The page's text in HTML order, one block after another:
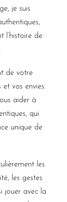
je suis
l’histoire de
de votre
vos envies.
aider à
qui
unique de
les
les gestes
jouer avec la